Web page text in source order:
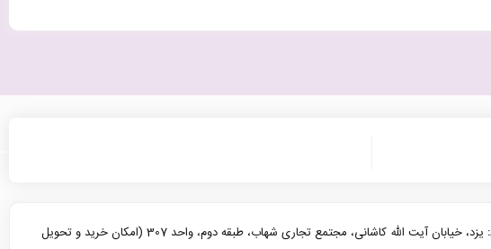
یزد، خیابان آیت الله کاشانی، مجتمع تجاری شهاب، طبقه دوم، واحد 307 (امکان خرید و تحویل